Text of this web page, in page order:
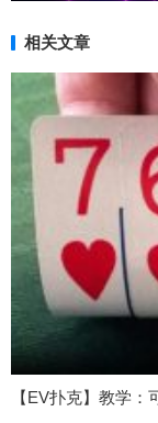
相关文章
【EV扑克】教学